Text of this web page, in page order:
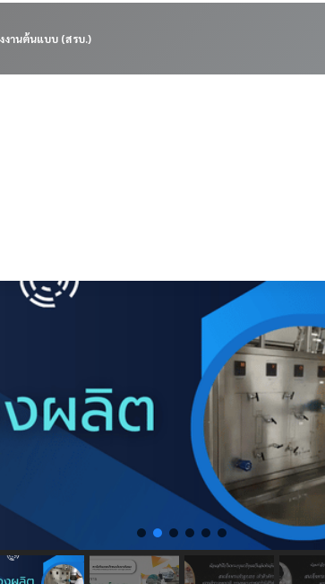
งานต้นแบบ (สรบ.)